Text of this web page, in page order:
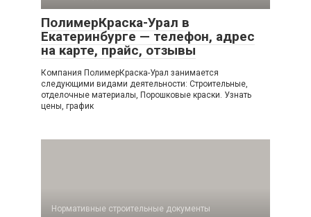
ПолимерКраска-Урал в
Екатеринбурге — телефон, адрес
на карте, прайс, отзывы
Компания ПолимерКраска-Урал занимается
следующими видами деятельности: Строительные,
отделочные материалы, Порошковые краски. Узнать
цены, график
Нормативные строительные документы